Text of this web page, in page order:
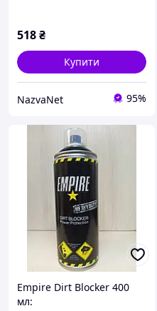
518₴
Купити
NazvaNet 95%
Empire Dirt Blocker 400
мл: